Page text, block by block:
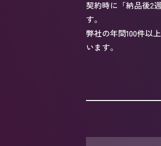
契約時に「納品後2
す。
弊社の年間100件以
います。